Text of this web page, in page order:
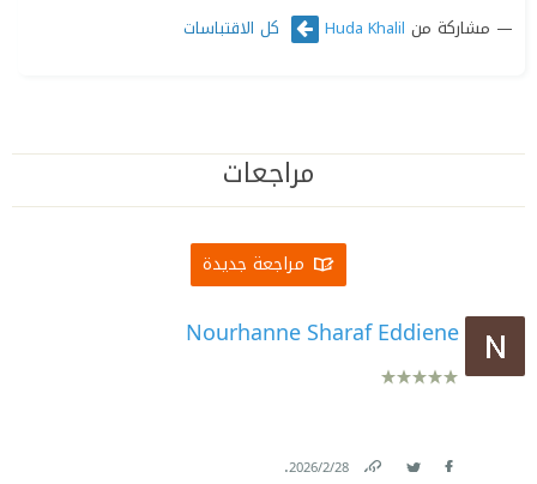
مشاركة من Huda Khalil كل الاقتباسات
مراجعات
مراجعة جديدة
Nourhanne Sharaf Eddiene
28‏/2‏/2026
.